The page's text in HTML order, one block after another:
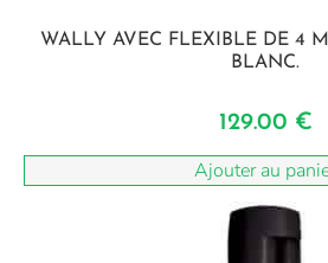
WALLY AVEC FLEXIBLE DE 4
BLANC.
129.00 €
Ajouter au